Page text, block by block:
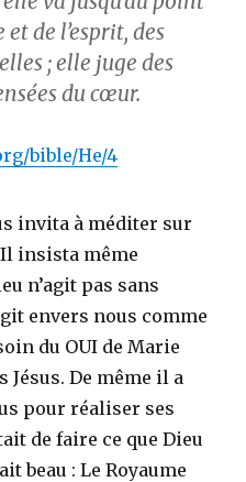
de l’esprit, des
; elle juge des
du cœur.
bible/He/4
invita à méditer sur
insista même
n’agit pas sans
envers nous comme
du OUI de Marie
De même il a
pour réaliser ses
de faire ce que Dieu
beau : Le Royaume